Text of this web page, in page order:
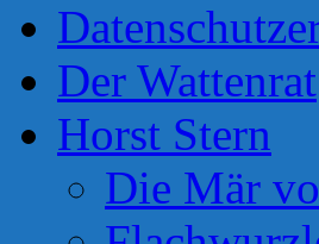
Der Wattenrat
Horst Stern
Die Mär